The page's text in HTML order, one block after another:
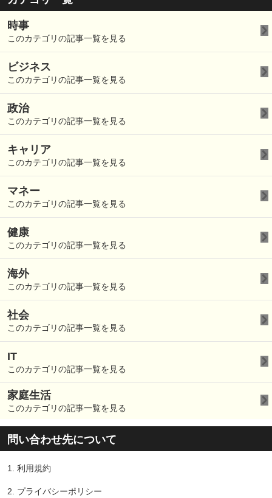
時事
このカテゴリの記事一覧を見る
ビジネス
このカテゴリの記事一覧を見る
政治
このカテゴリの記事一覧を見る
キャリア
このカテゴリの記事一覧を見る
マネー
このカテゴリの記事一覧を見る
健康
このカテゴリの記事一覧を見る
海外
このカテゴリの記事一覧を見る
社会
このカテゴリの記事一覧を見る
IT
このカテゴリの記事一覧を見る
家庭生活
このカテゴリの記事一覧を見る
問い合わせ先について
1. 利用規約
2. プライバシーポリシー